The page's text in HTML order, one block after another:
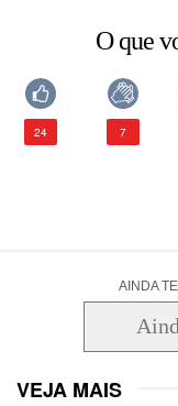
O que
24 7
AINDA
VEJA MAIS